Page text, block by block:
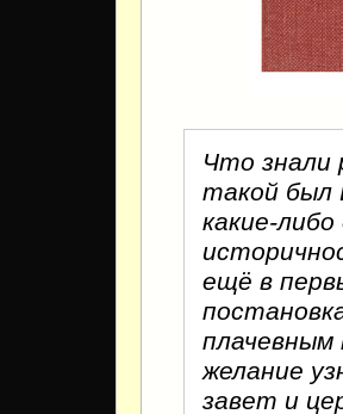
Что знали
такой был
какие-
ещё в
желание
завет и